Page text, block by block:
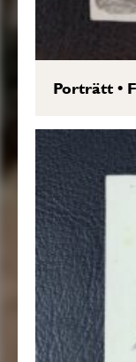
Porträtt•